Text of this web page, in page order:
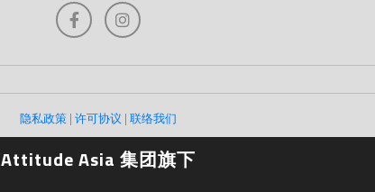
隐私政策 | 许可协议 | 联络我们
Attitude Asia 集团旗下